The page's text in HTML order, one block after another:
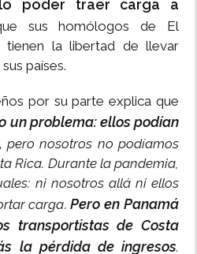
poder traer carga a
sus homólogos de El
tienen la libertad de llevar
países.
por su parte explica que
un problema: ellos podían
pero nosotros no podíamos
Rica. Durante la pandemia,
ni nosotros allá ni ellos
carga.Pero en Panamá
transportistas de Costa
la pérdida de ingresos.